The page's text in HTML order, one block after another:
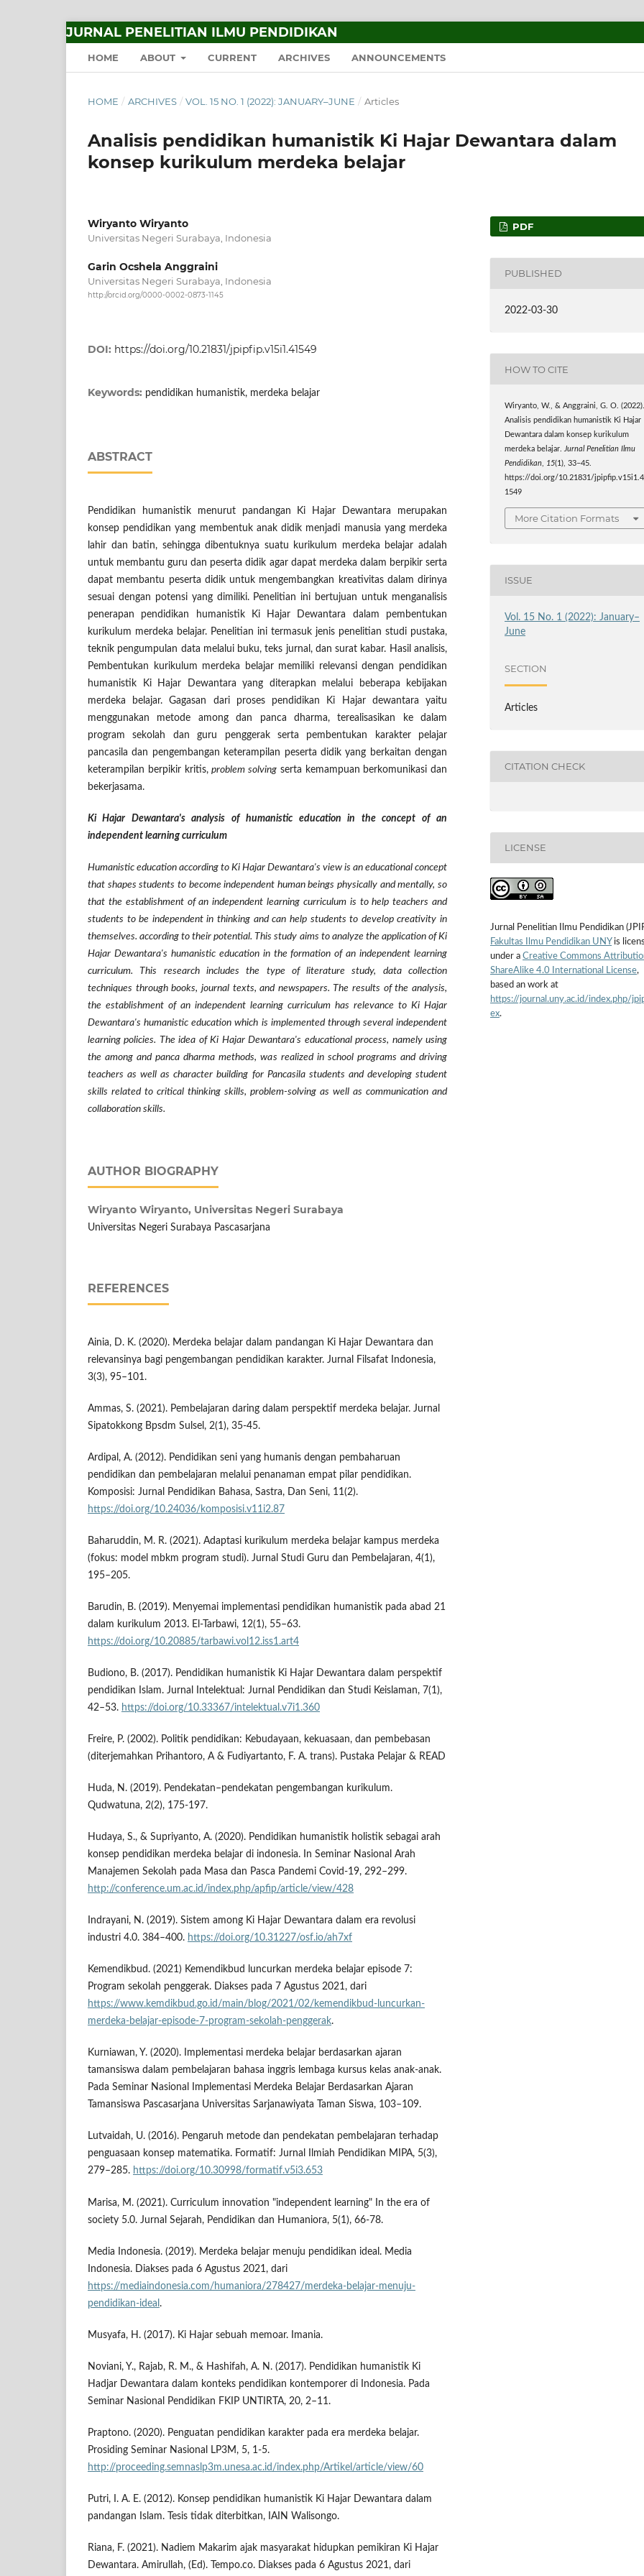
JURNAL PENELITIAN ILMU PENDIDIKAN
HOME ABOUT CURRENT ARCHIVES ANNOUNCEMENTS
HOME / ARCHIVES / VOL. 15 NO. 1 (2022): JANUARY–JUNE / Articles
Analisis pendidikan humanistik Ki Hajar Dewantara dalam
konsep kurikulum merdeka belajar
Wiryanto Wiryanto
Universitas Negeri Surabaya, Indonesia
Garin Ocshela Anggraini
Universitas Negeri Surabaya, Indonesia
http://orcid.org/0000-0002-0873-1145
DOI: https://doi.org/10.21831/jpipfip.v15i1.41549
Keywords: pendidikan humanistik, merdeka belajar
ABSTRACT
Pendidikan humanistik menurut pandangan Ki Hajar Dewantara merupakan
konsep pendidikan yang membentuk anak didik menjadi manusia yang merdeka
lahir dan batin, sehingga dibentuknya suatu kurikulum merdeka belajar adalah
untuk membantu guru dan peserta didik agar dapat merdeka dalam berpikir serta
dapat membantu peserta didik untuk mengembangkan kreativitas dalam dirinya
sesuai dengan potensi yang dimiliki. Penelitian ini bertujuan untuk menganalisis
penerapan pendidikan humanistik Ki Hajar Dewantara dalam pembentukan
kurikulum merdeka belajar. Penelitian ini termasuk jenis penelitian studi pustaka,
teknik pengumpulan data melalui buku, teks jurnal, dan surat kabar. Hasil analisis,
Pembentukan kurikulum merdeka belajar memiliki relevansi dengan pendidikan
humanistik Ki Hajar Dewantara yang diterapkan melalui beberapa kebijakan
merdeka belajar. Gagasan dari proses pendidikan Ki Hajar dewantara yaitu
menggunakan metode among dan panca dharma, terealisasikan ke dalam
program sekolah dan guru penggerak serta pembentukan karakter pelajar
pancasila dan pengembangan keterampilan peserta didik yang berkaitan dengan
keterampilan berpikir kritis,problem solving serta kemampuan berkomunikasi dan
bekerjasama.
Ki Hajar Dewantara's analysis of humanistic education in the concept of an
independent learning curriculum
Humanistic education according to Ki Hajar Dewantara's view is an educational concept
that shapes students to become independent human beings physically and mentally, so
that the establishment of an independent learning curriculum is to help teachers and
students to be independent in thinking and can help students to develop creativity in
themselves. according to their potential. This study aims to analyze the application of Ki
Hajar Dewantara's humanistic education in the formation of an independent learning
curriculum. This research includes the type of literature study, data collection
techniques through books, journal texts, and newspapers. The results of the analysis,
the establishment of an independent learning curriculum has relevance to Ki Hajar
Dewantara's humanistic education which is implemented through several independent
learning policies. The idea of Ki Hajar Dewantara's educational process, namely using
the among and panca dharma methods, was realized in school programs and driving
teachers as well as character building for Pancasila students and developing student
skills related to critical thinking skills, problem-solving as well as communication and
collaboration skills.
AUTHOR BIOGRAPHY
Wiryanto Wiryanto, Universitas Negeri Surabaya
Universitas Negeri Surabaya Pascasarjana
REFERENCES
Ainia, D. K. (2020). Merdeka belajar dalam pandangan Ki Hajar Dewantara dan
relevansinya bagi pengembangan pendidikan karakter. Jurnal Filsafat Indonesia,
3(3), 95–101.
Ammas, S. (2021). Pembelajaran daring dalam perspektif merdeka belajar. Jurnal
Sipatokkong Bpsdm Sulsel, 2(1), 35-45.
Ardipal, A. (2012). Pendidikan seni yang humanis dengan pembaharuan
pendidikan dan pembelajaran melalui penanaman empat pilar pendidikan.
Komposisi: Jurnal Pendidikan Bahasa, Sastra, Dan Seni, 11(2).
https://doi.org/10.24036/komposisi.v11i2.87
Baharuddin, M. R. (2021). Adaptasi kurikulum merdeka belajar kampus merdeka
(fokus: model mbkm program studi). Jurnal Studi Guru dan Pembelajaran, 4(1),
195–205.
Barudin, B. (2019). Menyemai implementasi pendidikan humanistik pada abad 21
dalam kurikulum 2013. El-Tarbawi, 12(1), 55–63.
https://doi.org/10.20885/tarbawi.vol12.iss1.art4
Budiono, B. (2017). Pendidikan humanistik Ki Hajar Dewantara dalam perspektif
pendidikan Islam. Jurnal Intelektual: Jurnal Pendidikan dan Studi Keislaman, 7(1),
42–53. https://doi.org/10.33367/intelektual.v7i1.360
Freire, P. (2002). Politik pendidikan: Kebudayaan, kekuasaan, dan pembebasan
(diterjemahkan Prihantoro, A & Fudiyartanto, F. A. trans). Pustaka Pelajar & READ
Huda, N. (2019). Pendekatan–pendekatan pengembangan kurikulum.
Qudwatuna, 2(2), 175-197.
Hudaya, S., & Supriyanto, A. (2020). Pendidikan humanistik holistik sebagai arah
konsep pendidikan merdeka belajar di indonesia. In Seminar Nasional Arah
Manajemen Sekolah pada Masa dan Pasca Pandemi Covid-19, 292–299.
http://conference.um.ac.id/index.php/apfip/article/view/428
Indrayani, N. (2019). Sistem among Ki Hajar Dewantara dalam era revolusi
industri 4.0. 384–400. https://doi.org/10.31227/osf.io/ah7xf
Kemendikbud. (2021) Kemendikbud luncurkan merdeka belajar episode 7:
Program sekolah penggerak. Diakses pada 7 Agustus 2021, dari
https://www.kemdikbud.go.id/main/blog/2021/02/kemendikbud-luncurkan-
merdeka-belajar-episode-7-program-sekolah-penggerak.
Kurniawan, Y. (2020). Implementasi merdeka belajar berdasarkan ajaran
tamansiswa dalam pembelajaran bahasa inggris lembaga kursus kelas anak-anak.
Pada Seminar Nasional Implementasi Merdeka Belajar Berdasarkan Ajaran
Tamansiswa Pascasarjana Universitas Sarjanawiyata Taman Siswa, 103–109.
Lutvaidah, U. (2016). Pengaruh metode dan pendekatan pembelajaran terhadap
penguasaan konsep matematika. Formatif: Jurnal Ilmiah Pendidikan MIPA, 5(3),
279–285. https://doi.org/10.30998/formatif.v5i3.653
Marisa, M. (2021). Curriculum innovation "independent learning" In the era of
society 5.0. Jurnal Sejarah, Pendidikan dan Humaniora, 5(1), 66-78.
Media Indonesia. (2019). Merdeka belajar menuju pendidikan ideal. Media
Indonesia. Diakses pada 6 Agustus 2021, dari
https://mediaindonesia.com/humaniora/278427/merdeka-belajar-menuju-
pendidikan-ideal .
Musyafa, H. (2017). Ki Hajar sebuah memoar. Imania.
Noviani, Y., Rajab, R. M., & Hashifah, A. N. (2017). Pendidikan humanistik Ki
Hadjar Dewantara dalam konteks pendidikan kontemporer di Indonesia. Pada
Seminar Nasional Pendidikan FKIP UNTIRTA, 20, 2–11.
Praptono. (2020). Penguatan pendidikan karakter pada era merdeka belajar.
Prosiding Seminar Nasional LP3M, 5, 1-5.
http://proceeding.semnaslp3m.unesa.ac.id/index.php/Artikel/article/view/60
Putri, I. A. E. (2012). Konsep pendidikan humanistik Ki Hajar Dewantara dalam
pandangan Islam. Tesis tidak diterbitkan, IAIN Walisongo.
Riana, F. (2021). Nadiem Makarim ajak masyarakat hidupkan pemikiran Ki Hajar
Dewantara. Amirullah, (Ed). Tempo.co. Diakses pada 6 Agustus 2021, dari
PDF
PUBLISHED
2022-03-30
HOW TO CITE
Wiryanto, W., & Anggraini, G. O. (2022).
Analisis pendidikan humanistik Ki Hajar
Dewantara dalam konsep kurikulum
merdeka belajar.Jurnal Penelitian Ilmu
Pendidikan, 15(1), 33–45.
https://doi.org/10.21831/jpipfip.v15i1.4
1549
More Citation Formats
ISSUE
Vol. 15 No. 1 (2022): January–
June
SECTION
Articles
CITATION CHECK
LICENSE
Jurnal Penelitian Ilmu Pendidikan
Fakultas Ilmu Pendidikan UNYis
under a Creative Commons
ShareAlike 4.0 International License,
based an work at
https://journal.uny.ac.id/index.php/
ex.